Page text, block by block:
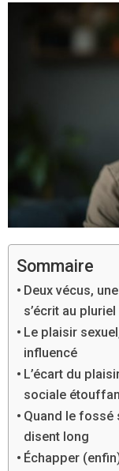
Sommaire
Deux vécus,
s’écrit au pluriel
Le plaisir
influencé
L’écart du
sociale
Quand le fossé
disent long
Échapper